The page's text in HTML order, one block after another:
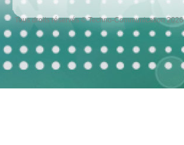
Tous droits réservés © Techno-Communication 2026